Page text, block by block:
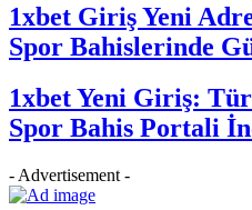
1xbet Giriş Yeni
Spor Bahislerinde
1xbet Yeni Giriş:
Spor Bahis Portali
- Advertisement -